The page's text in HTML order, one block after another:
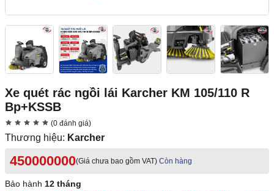
Xe quét rác ngồi lái Karcher KM 105/110 R
Bp+KSSB
(0 đánh giá)
Thương hiệu: Karcher
450000000(Giá chưa bao gồm VAT) Còn hàng
Bảo hành 12 tháng